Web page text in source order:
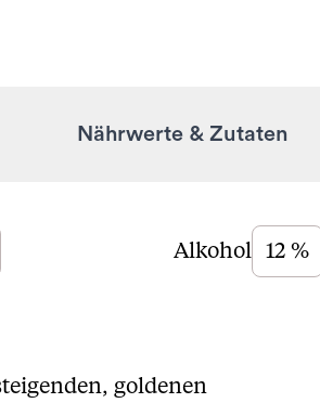
Nährwerte & Zutaten
Alkohol 12 %
goldenen